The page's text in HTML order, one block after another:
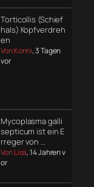
Torticollis (Schief
hals) Kopfverdreh
en
Von Konni, 3 Tagen
vor
Mycoplasma galli
septicum ist ein E
rreger von …
Von Lisa, 14 Jahren v
or